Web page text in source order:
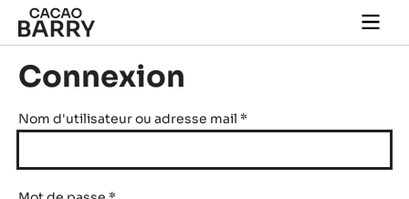
Skip to main content
main
Connexion
Nom d'utilisateur ou adresse mail *